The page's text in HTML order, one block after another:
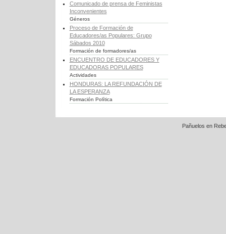
Comunicado de prensa de Feministas
Inconvenientes
Géneros
Proceso de Formación de
Educadores/as Populares: Grupo
Sábados 2010
Formación de formadores/as
ENCUENTRO DE EDUCADORES Y
EDUCADORAS POPULARES
Actividades
HONDURAS: LA REFUNDACIÓN DE
LA ESPERANZA
Formación Política
Pañuelos en